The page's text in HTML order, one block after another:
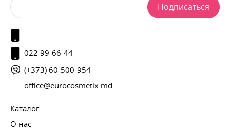
Подписаться
022 99-66-44
(+373) 60-500-954
office@eurocosmetix.md
Каталог
О нас